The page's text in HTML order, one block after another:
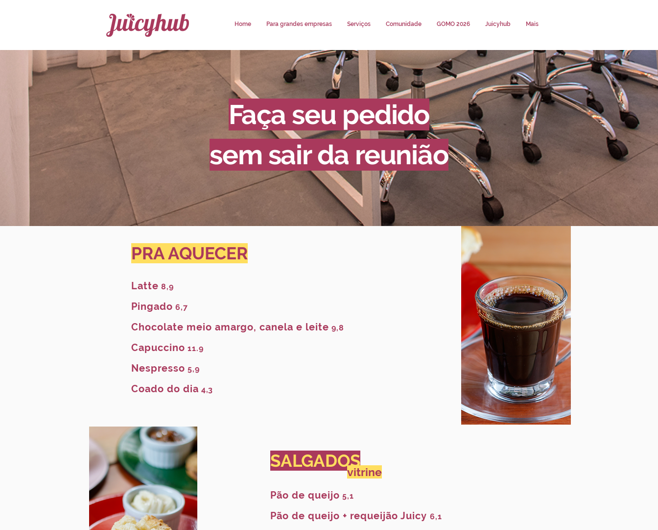
Home Para grandes empresas Serviços Comunidade GOMO 2026 Juicyhub Mais
Faça seu pedido
sem sair da reunião
PRA AQUECER
Latte 8,9
Pingado 6,7
Chocolate meio amargo, canela e leite 9,8
Capuccino 11.9
Nespresso 5,9
Coado do dia 4,3
SALGADOS
vitrine
Pão de queijo 5,1
Pão de queijo + requeijão Juicy 6,1